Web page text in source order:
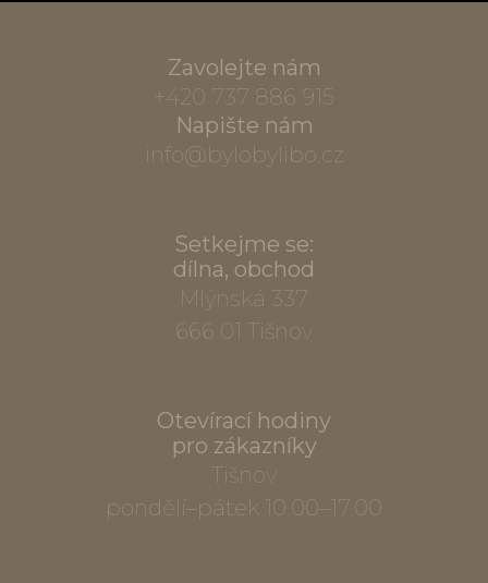
Zavolejte nám
+420 737 886 915
Napište nám
info@bylobylibo.cz
Setkejme se:
dílna, obchod
Mlýnská 337
666 01 Tišnov
Otevírací hodiny
pro zákazníky
Tišnov
pondělí–pátek 10.00–17.00